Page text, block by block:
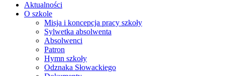
Aktualności
O szkole
Misja i koncepcja pracy szkoły
Sylwetka absolwenta
Absolwenci
Patron
Hymn szkoły
Odznaka Słowackiego